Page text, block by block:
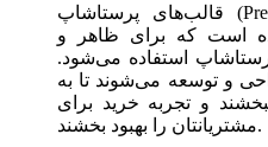
قالب‌های پرستاشاپ (PrestaShop themes) مجموعه‌ای از
است که برای ظاهر و
استفاده می‌شود.
و توسعه می‌شوند تا به
و تجربه خرید برای
مشتریانتان را بهبود بخشند.